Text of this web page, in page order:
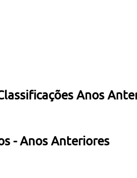
Anos
- Anos Anteriores